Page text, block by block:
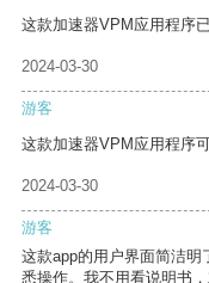
这款加速器VPM应用程序
2024-03-30
游客
这款加速器VPM应用程序
2024-03-30
游客
这款app的用户界面简洁
悉操作。我不用看说明书